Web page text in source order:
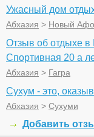
Ужасный дом
Абхазия > Новый
Отзыв об отдыхе в
Спортивная 20 а
Абхазия > Гагра
Сухум - это,
Абхазия > Сухуми
Добавить